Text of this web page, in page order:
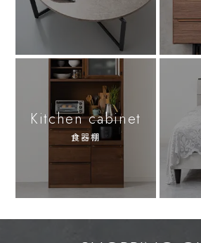
Kitchen cabinet
食器棚